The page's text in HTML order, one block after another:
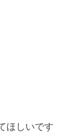
ほしいです